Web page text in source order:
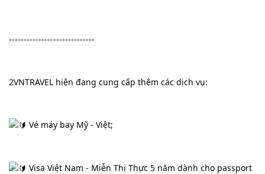
-----------------------------
2VNTRAVEL hiện đang cung cấp thêm các dịch vụ:
Vé máy bay Mỹ - Việt;
Visa Việt Nam - Miễn Thị Thực 5 năm dành cho passport